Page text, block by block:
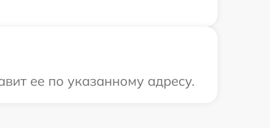
ее по указанному адресу.